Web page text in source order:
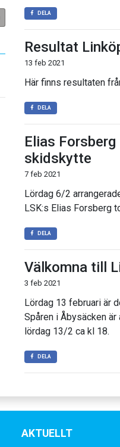
DELA
Resultat
13 feb 2021
Här finns resultaten
DELA
Elias
skidskytte
7 feb 2021
Lördag 6/2
LSK:s Elias Forsberg
DELA
Välkomna till
3 feb 2021
Lördag 13 februari är
Spåren i Åbysäcken
lördag 13/2 ca kl 18.
DELA
AKTUELLT